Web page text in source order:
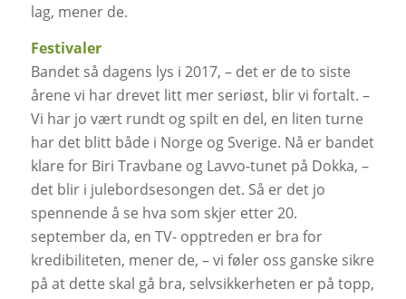
lag, mener de.
Festivaler
Bandet så dagens lys i 2017, – det er de to siste
årene vi har drevet litt mer seriøst, blir vi fortalt. –
Vi har jo vært rundt og spilt en del, en liten turne
har det blitt både i Norge og Sverige. Nå er bandet
klare for Biri Travbane og Lavvo-tunet på Dokka, –
det blir i julebordsesongen det. Så er det jo
spennende å se hva som skjer etter 20.
september da, en TV- opptreden er bra for
kredibiliteten, mener de, – vi føler oss ganske sikre
på at dette skal gå bra, selvsikkerheten er på topp,